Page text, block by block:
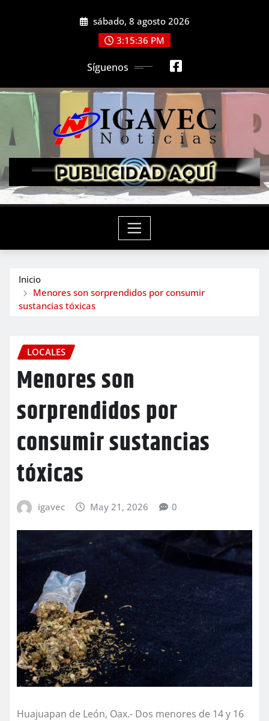
sábado, 8 agosto 2026
3:15:38 PM
Síguenos
Inicio
Menores son sorprendidos por consumir
sustancias tóxicas
LOCALES
Menores son
sorprendidos por
consumir sustancias
tóxicas
igavec May 21, 2026 0
Huajuapan de León, Oax.- Dos menores de 14 y 16